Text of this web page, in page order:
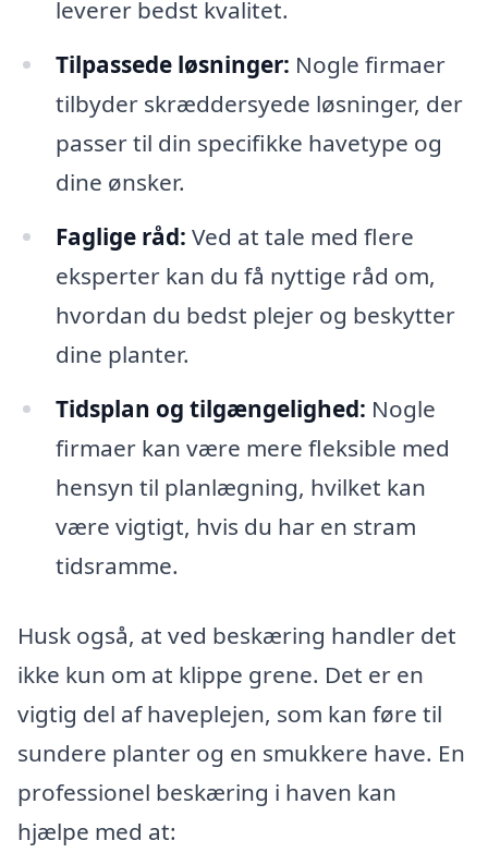
leverer bedst kvalitet.
Tilpassede løsninger: Nogle firmaer
tilbyder skræddersyede løsninger, der
passer til din specifikke havetype og
dine ønsker.
Faglige råd: Ved at tale med flere
eksperter kan du få nyttige råd om,
hvordan du bedst plejer og beskytter
dine planter.
Tidsplan og tilgængelighed: Nogle
firmaer kan være mere fleksible med
hensyn til planlægning, hvilket kan
være vigtigt, hvis du har en stram
tidsramme.
Husk også, at ved beskæring handler det
ikke kun om at klippe grene. Det er en
vigtig del af haveplejen, som kan føre til
sundere planter og en smukkere have. En
professionel beskæring i haven kan
hjælpe med at: